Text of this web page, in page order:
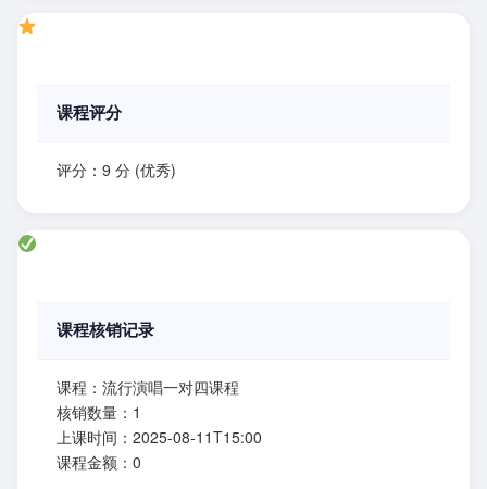
课程评分
评分：9 分 (优秀)
课程核销记录
课程：流行演唱一对四课程
核销数量：1
上课时间：2025-08-11T15:00
课程金额：0